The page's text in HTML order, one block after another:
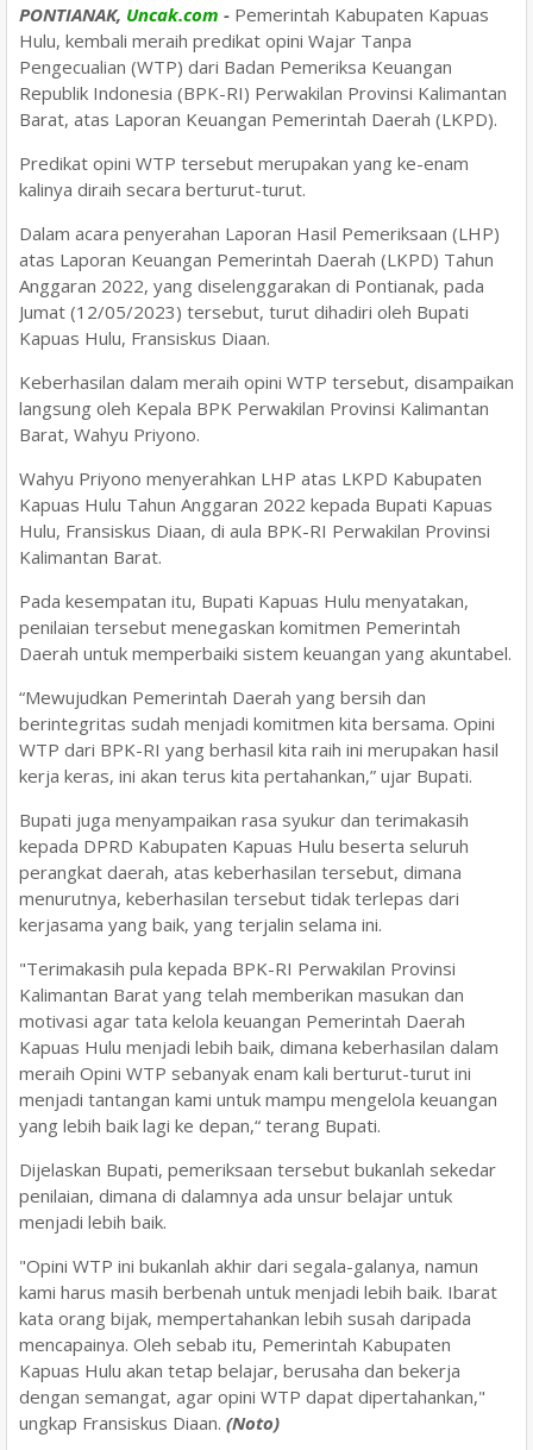
PONTIANAK, Uncak.com - Pemerintah Kabupaten Kapuas
Hulu, kembali meraih predikat opini Wajar Tanpa
Pengecualian (WTP) dari Badan Pemeriksa Keuangan
Republik Indonesia (BPK-RI) Perwakilan Provinsi Kalimantan
Barat, atas Laporan Keuangan Pemerintah Daerah (LKPD).
Predikat opini WTP tersebut merupakan yang ke-enam
kalinya diraih secara berturut-turut.
Dalam acara penyerahan Laporan Hasil Pemeriksaan (LHP)
atas Laporan Keuangan Pemerintah Daerah (LKPD) Tahun
Anggaran 2022, yang diselenggarakan di Pontianak, pada
Jumat (12/05/2023) tersebut, turut dihadiri oleh Bupati
Kapuas Hulu, Fransiskus Diaan.
Keberhasilan dalam meraih opini WTP tersebut, disampaikan
langsung oleh Kepala BPK Perwakilan Provinsi Kalimantan
Barat, Wahyu Priyono.
Wahyu Priyono menyerahkan LHP atas LKPD Kabupaten
Kapuas Hulu Tahun Anggaran 2022 kepada Bupati Kapuas
Hulu, Fransiskus Diaan, di aula BPK-RI Perwakilan Provinsi
Kalimantan Barat.
Pada kesempatan itu, Bupati Kapuas Hulu menyatakan,
penilaian tersebut menegaskan komitmen Pemerintah
Daerah untuk memperbaiki sistem keuangan yang akuntabel.
“Mewujudkan Pemerintah Daerah yang bersih dan
berintegritas sudah menjadi komitmen kita bersama. Opini
WTP dari BPK-RI yang berhasil kita raih ini merupakan hasil
kerja keras, ini akan terus kita pertahankan,” ujar Bupati.
Bupati juga menyampaikan rasa syukur dan terimakasih
kepada DPRD Kabupaten Kapuas Hulu beserta seluruh
perangkat daerah, atas keberhasilan tersebut, dimana
menurutnya, keberhasilan tersebut tidak terlepas dari
kerjasama yang baik, yang terjalin selama ini.
"Terimakasih pula kepada BPK-RI Perwakilan Provinsi
Kalimantan Barat yang telah memberikan masukan dan
motivasi agar tata kelola keuangan Pemerintah Daerah
Kapuas Hulu menjadi lebih baik, dimana keberhasilan dalam
meraih Opini WTP sebanyak enam kali berturut-turut ini
menjadi tantangan kami untuk mampu mengelola keuangan
yang lebih baik lagi ke depan,“ terang Bupati.
Dijelaskan Bupati, pemeriksaan tersebut bukanlah sekedar
penilaian, dimana di dalamnya ada unsur belajar untuk
menjadi lebih baik.
"Opini WTP ini bukanlah akhir dari segala-galanya, namun
kami harus masih berbenah untuk menjadi lebih baik. Ibarat
kata orang bijak, mempertahankan lebih susah daripada
mencapainya. Oleh sebab itu, Pemerintah Kabupaten
Kapuas Hulu akan tetap belajar, berusaha dan bekerja
dengan semangat, agar opini WTP dapat dipertahankan,"
ungkap Fransiskus Diaan. (Noto)